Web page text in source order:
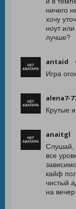
ничего
хочу
ноут
лучше?
antaid
Игра
alena7-
Крутые
anaitgl
Слушай,
все
кайф
чистый
на